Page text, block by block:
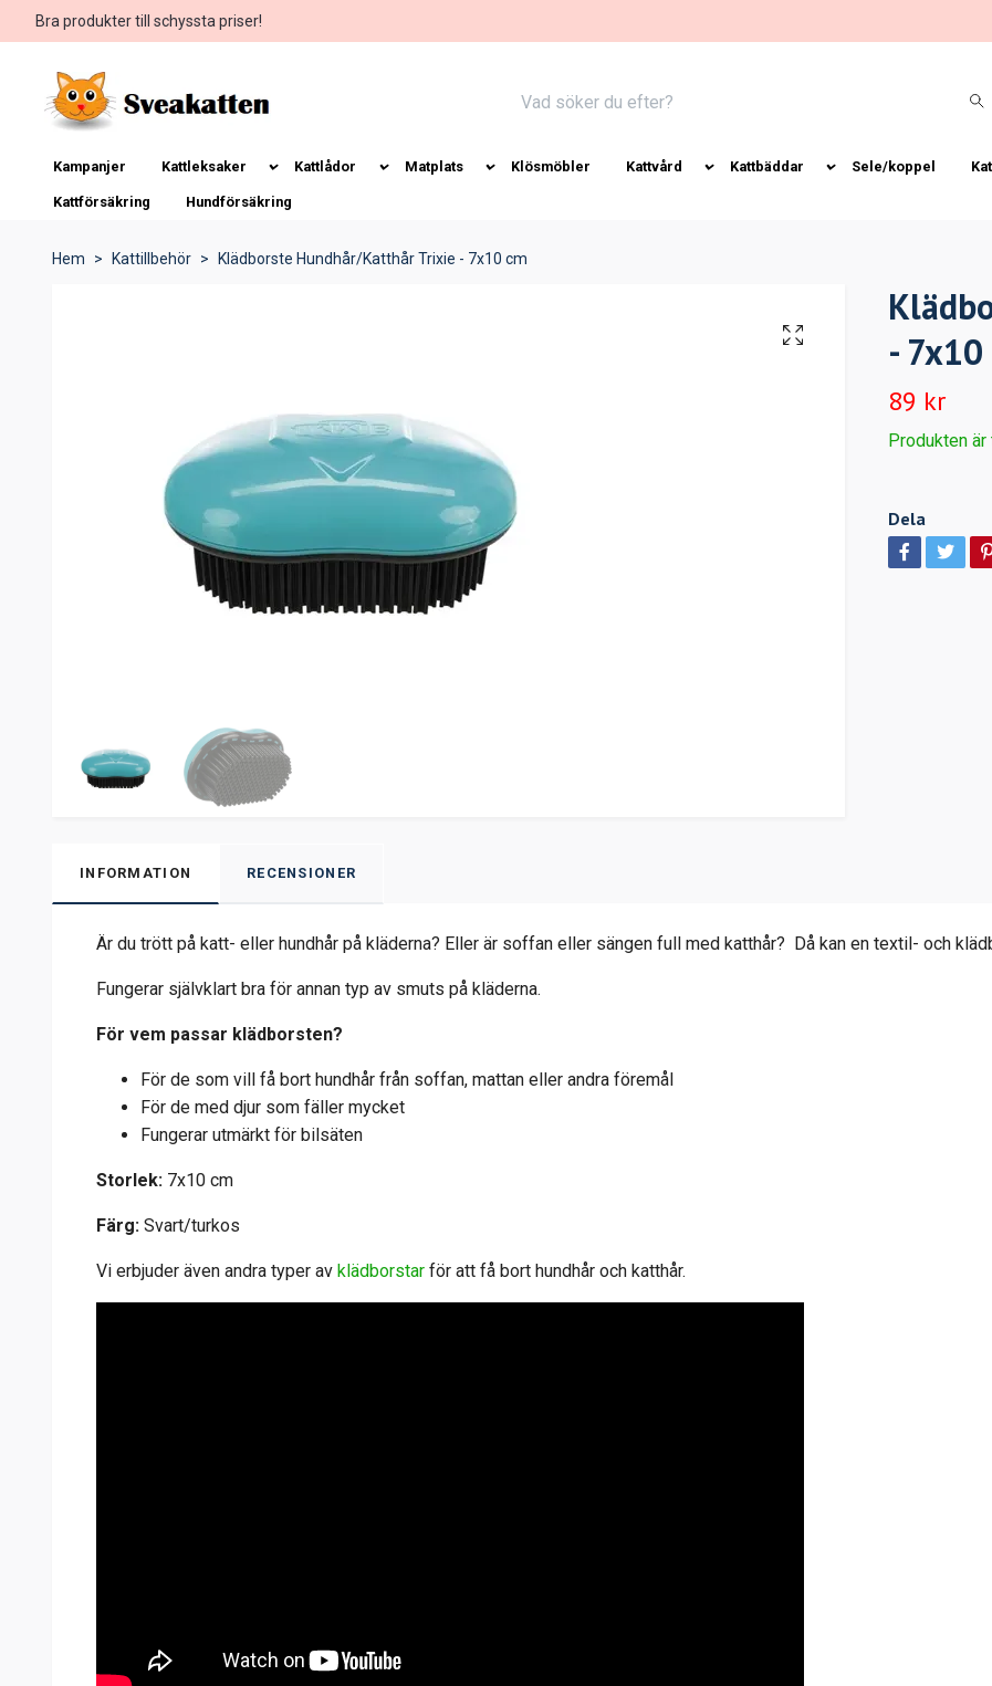
Bra produkter till schyssta priser!
Kampanjer Kattleksaker Kattlådor Matplats Klösmöbler Kattvård Kattbäddar Sele/koppel
Kattförsäkring Hundförsäkring
Hem Kattillbehör Klädborste Hundhår/Katthår Trixie - 7x10 cm
- 7x10
89 kr
Produkten
Dela
INFORMATION RECENSIONER
Är du trött på katt- eller hundhår på kläderna? Eller är soffan eller sängen full med katthår? Då kan en textil- och
Fungerar självklart bra för annan typ av smuts på kläderna.
För vem passar klädborsten?
För de som vill få bort hundhår från soffan, mattan eller andra föremål
För de med djur som fäller mycket
Fungerar utmärkt för bilsäten
Storlek: 7x10 cm
Färg: Svart/turkos
Vi erbjuder även andra typer av klädborstar för att få bort hundhår och katthår.